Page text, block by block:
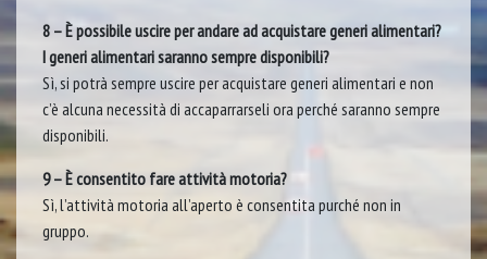
8 – È possibile uscire per andare ad acquistare generi alimentari?
I generi alimentari saranno sempre disponibili?
Sì, si potrà sempre uscire per acquistare generi alimentari e non
c’è alcuna necessità di accaparrarseli ora perché saranno sempre
disponibili.
9 – È consentito fare attività motoria?
Sì, l’attività motoria all’aperto è consentita purché non in
gruppo.